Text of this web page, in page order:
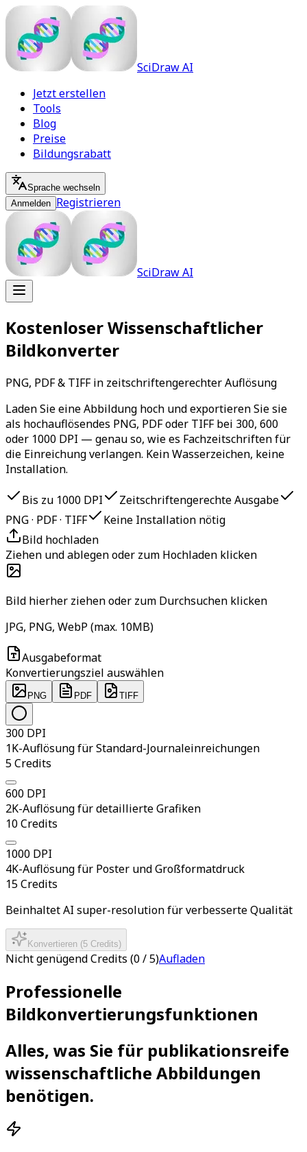
SciDraw AI
Jetzt erstellen
Tools
Blog
Preise
Bildungsrabatt
Sprache wechseln
Anmelden Registrieren
SciDraw AI
Kostenloser Wissenschaftlicher
Bildkonverter
PNG, PDF & TIFF in zeitschriftengerechter Auflösung
Laden Sie eine Abbildung hoch und exportieren Sie sie
als hochauflösendes PNG, PDF oder TIFF bei 300, 600
oder 1000 DPI — genau so, wie es Fachzeitschriften für
die Einreichung verlangen. Kein Wasserzeichen, keine
Installation.
Bis zu 1000 DPI
Zeitschriftengerechte Ausgabe
PNG · PDF · TIFF
Keine Installation nötig
Bild hochladen
Ziehen und ablegen oder zum Hochladen klicken
Bild hierher ziehen oder zum Durchsuchen klicken
JPG, PNG, WebP (max. 10MB)
Ausgabeformat
Konvertierungsziel auswählen
PNG PDF TIFF
300 DPI
1K-Auflösung für Standard-Journaleinreichungen
5Credits
600 DPI
2K-Auflösung für detaillierte Grafiken
10Credits
1000 DPI
4K-Auflösung für Poster und Großformatdruck
15Credits
Beinhaltet AI super-resolution für verbesserte Qualität
Konvertieren (5 Credits)
Nicht genügend Credits (0/5)Aufladen
Professionelle
Bildkonvertierungsfunktionen
Alles, was Sie für publikationsreife
wissenschaftliche Abbildungen
benötigen.